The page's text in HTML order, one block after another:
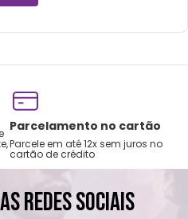
e nem ao micro-
Parcelamento no cartão
Parcele em até 12x sem juros no
cartão de crédito
REDES SOCIAIS